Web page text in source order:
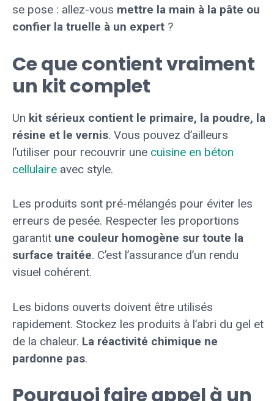
se pose : allez-vous mettre la main à la pâte ou
confier la truelle à un expert ?
Ce que contient vraiment
un kit complet
Un kit sérieux contient le primaire, la poudre, la
résine et le vernis. Vous pouvez d’ailleurs
l’utiliser pour recouvrir une cuisine en béton
cellulaire avec style.
Les produits sont pré-mélangés pour éviter les
erreurs de pesée. Respecter les proportions
garantit une couleur homogène sur toute la
surface traitée. C’est l’assurance d’un rendu
visuel cohérent.
Les bidons ouverts doivent être utilisés
rapidement. Stockez les produits à l’abri du gel et
de la chaleur. La réactivité chimique ne
pardonne pas.
Pourquoi faire appel à un